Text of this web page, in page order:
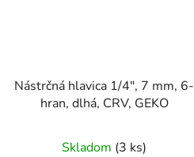
Nástrčná hlavica 1/4", 7 mm, 6-
hran, dlhá, CRV, GEKO
Skladom (3 ks)